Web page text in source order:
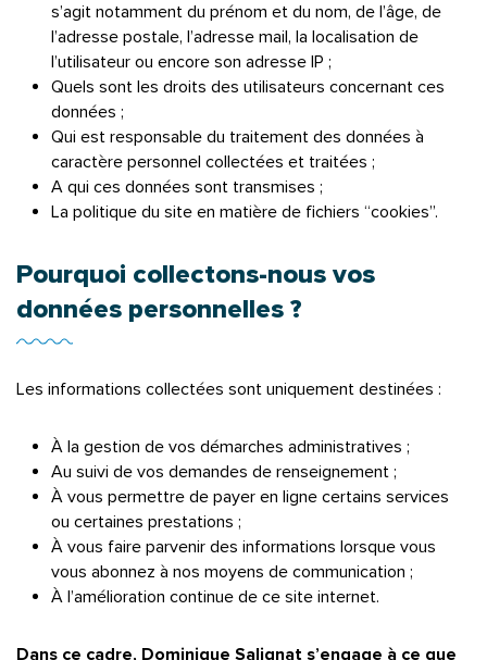
s’agit notamment du prénom et du nom, de l’âge, de
l’adresse postale, l’adresse mail, la localisation de
l’utilisateur ou encore son adresse IP ;
Quels sont les droits des utilisateurs concernant ces
données ;
Qui est responsable du traitement des données à
caractère personnel collectées et traitées ;
A qui ces données sont transmises ;
La politique du site en matière de fichiers “cookies”.
Pourquoi collectons-nous vos
données personnelles ?
Les informations collectées sont uniquement destinées :
À la gestion de vos démarches administratives ;
Au suivi de vos demandes de renseignement ;
À vous permettre de payer en ligne certains services
ou certaines prestations ;
À vous faire parvenir des informations lorsque vous
vous abonnez à nos moyens de communication ;
À l’amélioration continue de ce site internet.
Dans ce cadre, Dominique Salignat s’engage à ce que